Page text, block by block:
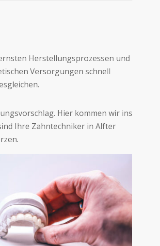
Herstellungsprozessen und
Versorgungen schnell
Hier kommen wir ins
Ihre Zahntechniker in Alfter